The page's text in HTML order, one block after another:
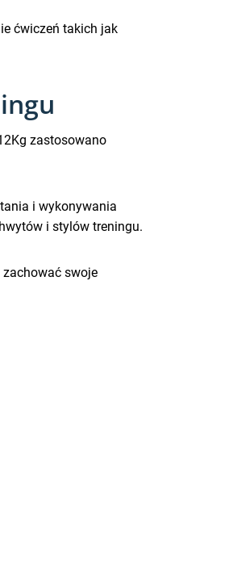
ćwiczeń takich jak
zastosowano
i wykonywania
i stylów treningu.
zachować swoje